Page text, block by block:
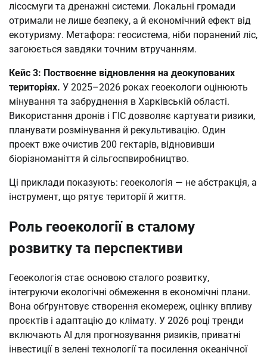
лісосмуги та дренажні системи. Локальні громади
отримали не лише безпеку, а й економічний ефект від
екотуризму. Метафора: геосистема, ніби поранений ліс,
загоюється завдяки точним втручанням.
Кейс 3: Поствоєнне відновлення на деокупованих
територіях. У 2025–2026 роках геоекологи оцінюють
мінування та забруднення в Харківській області.
Використання дронів і ГІС дозволяє картувати ризики,
планувати розмінування й рекультивацію. Один
проект вже очистив 200 гектарів, відновивши
біорізноманіття й сільгоспвиробництво.
Ці приклади показують: геоекологія — не абстракція, а
інструмент, що рятує території й життя.
Роль геоекології в сталому
розвитку та перспективи
Геоекологія стає основою сталого розвитку,
інтегруючи екологічні обмеження в економічні плани.
Вона обґрунтовує створення екомереж, оцінку впливу
проєктів і адаптацію до клімату. У 2026 році тренди
включають AI для прогнозування ризиків, приватні
інвестиції в зелені технології та посилення океанічної